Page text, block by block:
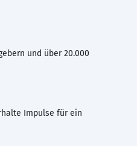
und über 20.000
Impulse für ein